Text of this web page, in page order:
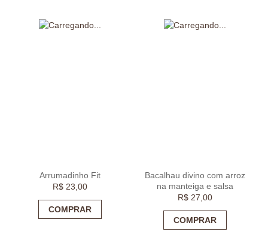
Arrumadinho Fit
R$ 23,00
COMPRAR
Bacalhau divino com arroz
na manteiga e salsa
R$ 27,00
COMPRAR